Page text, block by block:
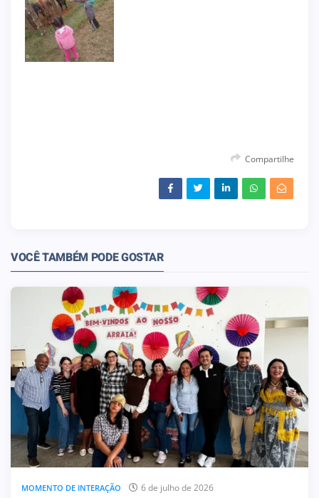
Compartilhe
VOCÊ TAMBÉM PODE GOSTAR
MOMENTO DE INTERAÇÃO 6 de julho de 2026